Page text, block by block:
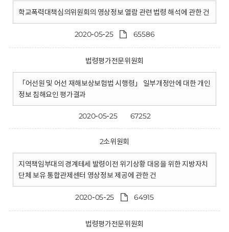
학교폭력대책심의위원회의 영상정보 열람 관련 법령 해석에 관한 건
2020-05-25 65586
법령평가전문위원회
「어선원 및 어선 재해보상보험법 시행령」 일부개정안에 대한 개인
정보 침해요인 평가결과
2020-05-25 67252
2소위원회
지역책임부대의 경계테세 발령이전 위기상황 대응을 위한 지방자치
단체 보유 통합관제센터 영상정보 제공에 관한 건
2020-05-25 64915
법령평가전문위원회